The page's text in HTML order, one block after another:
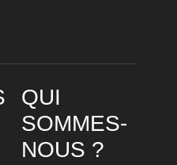
QUI
SOMMES-
NOUS ?